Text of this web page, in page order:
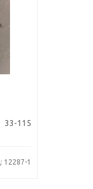
33-115
12287-1